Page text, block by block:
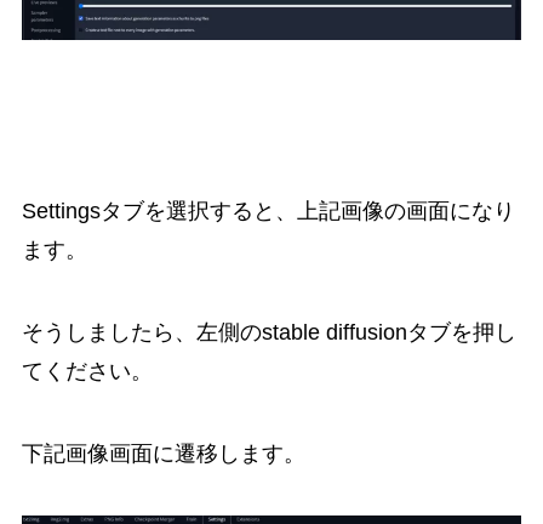
Settingsタブを選択すると、上記画像の画面になり
ます。
そうしましたら、左側のstable diffusionタブを押し
てください。
下記画像画面に遷移します。